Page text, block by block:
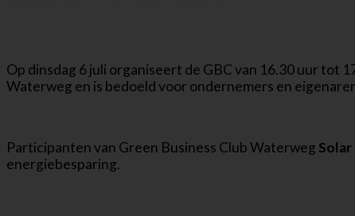
Op dinsdag 6 juli organiseert de GBC van 16.30 uur tot
Waterweg en is bedoeld voor ondernemers en
Participanten van Green Business Club Waterweg Solar
energiebesparing.